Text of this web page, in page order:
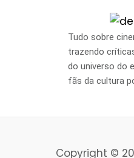
Tudo sobre
trazendo
do universo do
fãs da cultura
Copyright ©